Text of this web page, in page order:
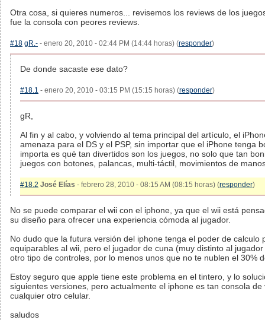
Otra cosa, si quieres numeros... revisemos los reviews de los
fue la consola con peores reviews.
#18 gR.- - enero 20, 2010 - 02:44 PM (14:44 horas) (responder)
De donde sacaste ese dato?
#18.1 - enero 20, 2010 - 03:15 PM (15:15 horas) (responder)
gR,
Al fin y al cabo, y volviendo al tema principal del artículo, el
amenaza para el DS y el PSP, sin importar que el iPhone tenga
importa es qué tan divertidos son los juegos, no solo que tan
juegos con botones, palancas, multi-táctil, movimientos de
#18.2 José Elías - febrero 28, 2010 - 08:15 AM (08:15 horas) (responder)
No se puede comparar el wii con el iphone, ya que el wii está
su diseño para ofrecer una experiencia cómoda al jugador.
No dudo que la futura versión del iphone tenga el poder de calculo
equiparables al wii, pero el jugador de cuna (muy distinto al
otro tipo de controles, por lo menos unos que no te nublen el 30%
Estoy seguro que apple tiene este problema en el tintero, y lo
siguientes versiones, pero actualmente el iphone es tan consola
cualquier otro celular.
saludos